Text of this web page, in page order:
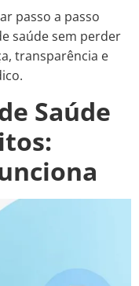
passo a passo
saúde sem perder
transparência e
Saúde